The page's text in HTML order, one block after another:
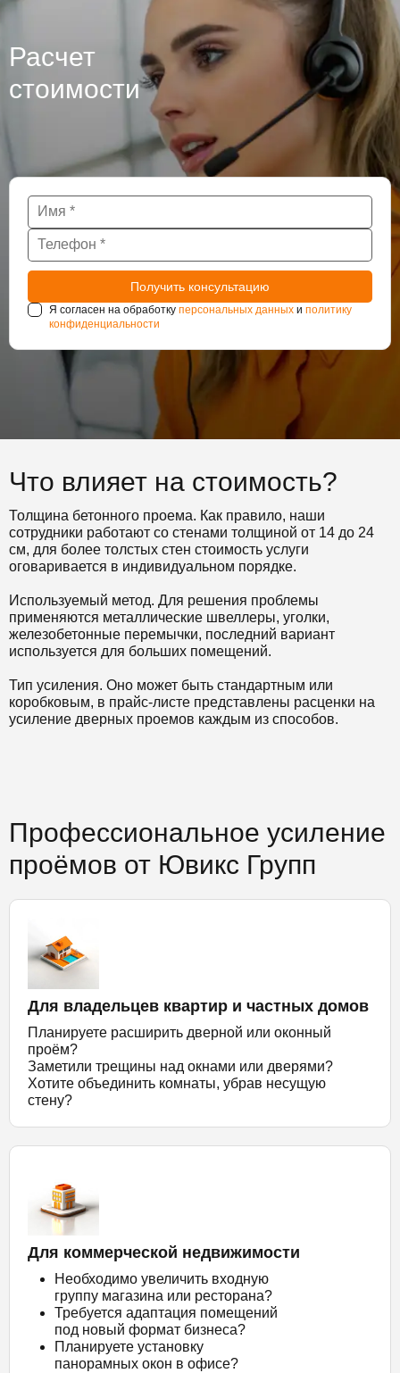
Расчет
стоимости
Я согласен на обработку персональных данных и политику
конфиденциальности
Что влияет на стоимость?
Толщина бетонного проема. Как правило, наши
сотрудники работают со стенами толщиной от 14 до 24
см, для более толстых стен стоимость услуги
оговаривается в индивидуальном порядке.
Используемый метод. Для решения проблемы
применяются металлические швеллеры, уголки,
железобетонные перемычки, последний вариант
используется для больших помещений.
Тип усиления. Оно может быть стандартным или
коробковым, в прайс-листе представлены расценки на
усиление дверных проемов каждым из способов.
Профессиональное усиление
проёмов от Ювикс Групп
Для владельцев квартир и частных домов
Планируете расширить дверной или оконный
проём?
Заметили трещины над окнами или дверями?
Хотите объединить комнаты, убрав несущую
стену?
Для коммерческой недвижимости
Необходимо увеличить входную
группу магазина или ресторана?
Требуется адаптация помещений
под новый формат бизнеса?
Планируете установку
панорамных окон в офисе?